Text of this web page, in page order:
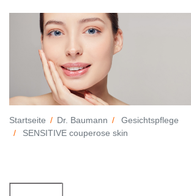
Startseite Dr. Baumann
Gesichtspflege
SENSITIVE couperose skin